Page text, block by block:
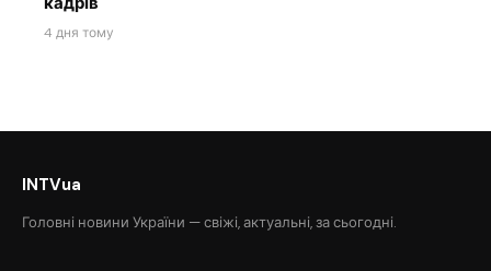
4 дня тому
INTVua
Головні новини України — свіжі, актуальні, за сьогодні.